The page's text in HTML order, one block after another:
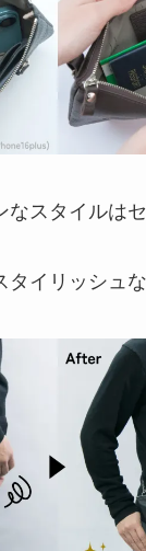
なスタイルは
イリッシュな